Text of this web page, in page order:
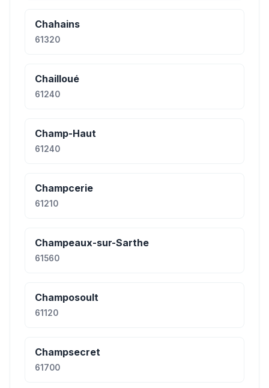
Chahains
61320
Chailloué
61240
Champ-Haut
61240
Champcerie
61210
Champeaux-sur-Sarthe
61560
Champosoult
61120
Champsecret
61700